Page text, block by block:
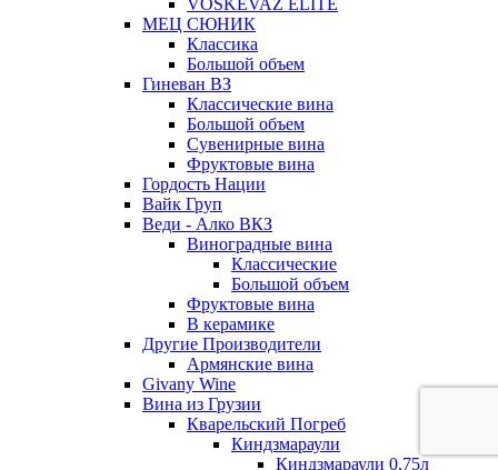
VOSKEVAZ ELITE
МЕЦ СЮНИК
Классика
Большой объем
Гиневан ВЗ
Классические вина
Большой объем
Сувенирные вина
Фруктовые вина
Гордость Нации
Вайк Груп
Веди - Алко ВКЗ
Виноградные вина
Классические
Большой объем
Фруктовые вина
В керамике
Другие Производители
Армянские вина
Givany Wine
Вина из Грузии
Кварельский Погреб
Киндзмараули
Киндзмараули 0,75л